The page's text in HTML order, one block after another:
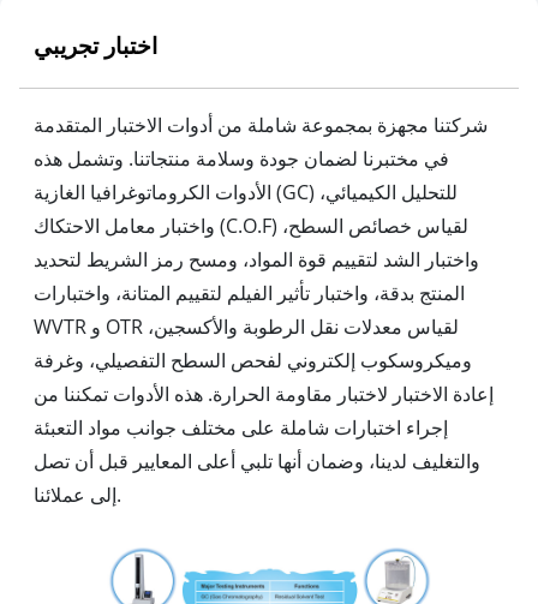
اختبار تجريبي
شركتنا مجهزة بمجموعة شاملة من أدوات الاختبار المتقدمة
في مختبرنا لضمان جودة وسلامة منتجاتنا. وتشمل هذه
الأدوات الكروماتوغرافيا الغازية (GC) للتحليل الكيميائي،
واختبار معامل الاحتكاك (C.O.F) لقياس خصائص السطح،
واختبار الشد لتقييم قوة المواد، ومسح رمز الشريط لتحديد
المنتج بدقة، واختبار تأثير الفيلم لتقييم المتانة، واختبارات
WVTR و OTR لقياس معدلات نقل الرطوبة والأكسجين،
وميكروسكوب إلكتروني لفحص السطح التفصيلي، وغرفة
إعادة الاختبار لاختبار مقاومة الحرارة. هذه الأدوات تمكننا من
إجراء اختبارات شاملة على مختلف جوانب مواد التعبئة
والتغليف لدينا، وضمان أنها تلبي أعلى المعايير قبل أن تصل
إلى عملائنا.